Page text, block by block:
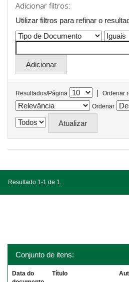
Adicionar filtros:
Utilizar filtros para refinar o
Resultados/Página |
Ordenar
Ordenar
Resultado 1-1 de 1.
Conjunto de itens:
Data do
Título